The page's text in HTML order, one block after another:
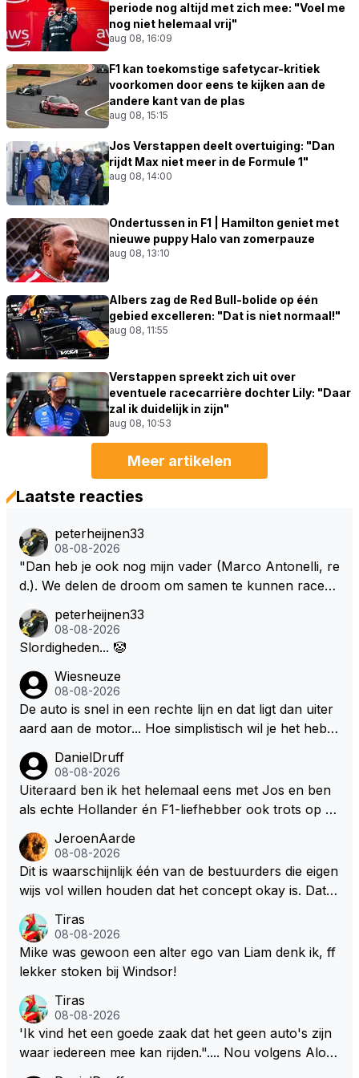
periode nog altijd met zich mee: "Voel me
nog niet helemaal vrij"
aug 08, 16:09
F1 kan toekomstige safetycar-kritiek
voorkomen door eens te kijken aan de
andere kant van de plas
aug 08, 15:15
Jos Verstappen deelt overtuiging: "Dan
rijdt Max niet meer in de Formule 1"
aug 08, 14:00
Ondertussen in F1 | Hamilton geniet met
nieuwe puppy Halo van zomerpauze
aug 08, 13:10
Albers zag de Red Bull-bolide op één
gebied excelleren: "Dat is niet normaal!"
aug 08, 11:55
Verstappen spreekt zich uit over
eventuele racecarrière dochter Lily: "Daar
zal ik duidelijk in zijn"
aug 08, 10:53
Meer artikelen
Laatste reacties
peterheijnen33
08-08-2026
"Dan heb je ook nog mijn vader (Marco Antonelli, re
d.). We delen de droom om samen te kunnen racen i
out die droom met Kimi en Marco én Max én Jos? ;)
peterheijnen33
08-08-2026
Slordigheden... 🤡
Wiesneuze
08-08-2026
De auto is snel in een rechte lijn en dat ligt dan uiter
aard aan de motor... Hoe simplistisch wil je het hebb
rstand ontzettend belangrijk. Heeft Red Bull bochtgri
p opgegeven voor topsnelheid? Dat is iets wat vaker
gebeurd is, zeker met Verstappen aan bet stuur.
DanielDruff
08-08-2026
Uiteraard ben ik het helemaal eens met Jos en ben
als echte Hollander én F1-liefhebber ook trots op de
aatste tijd kriebelt bij mij toch de wens dat hij nog een
s een knappe auto van Red Bull krijgt, waarmee hij d
ie laatste paar records van Lewis 'ik-reed-in-een-Me
ton kan slopen. Hij heeft dat natuurlijk ook in zich, al
leen die shit-Red Bull moet beter.
JeroenAarde
08-08-2026
Dit is waarschijnlijk één van de bestuurders die eigen
wijs vol willen houden dat het concept okay is. Dat is
reurs gezegd! Dat het lichter, korter en smaller zou
moeten onderschrijf ik maar het is niet gezegd dat ik
zijn visie van het huidige concept volg. Om de borst
sing eenvoudig. Maak de motor voor een groot deel
belangrijker dan de batterij in verhouding 65/35 en ni
emand zeurt meer. De verbetering van de F1 zit in d
e brandstof. De batterij zorgt op den duur weer voo
Tiras
08-08-2026
Mike was gewoon een alter ego van Liam denk ik, ff
lekker stoken bij Windsor!
Tiras
08-08-2026
'Ik vind het een goede zaak dat het geen auto's zijn
waar iedereen mee kan rijden.".... Nou volgens Alon